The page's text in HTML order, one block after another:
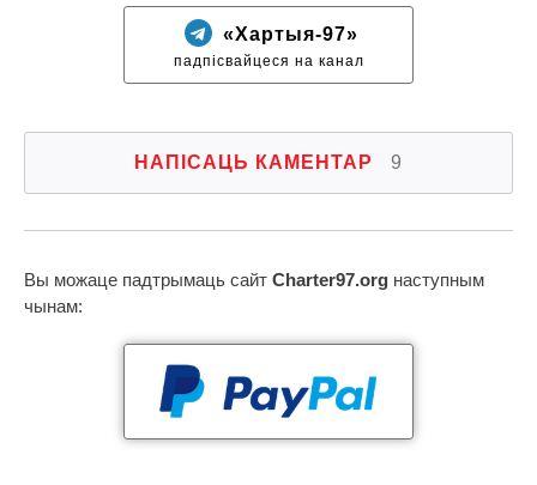
«Хартыя-97»
падпісвайцеся на канал
НАПІСАЦЬ КАМЕНТАР 9
Вы можаце падтрымаць сайт Charter97.org наступным
чынам: